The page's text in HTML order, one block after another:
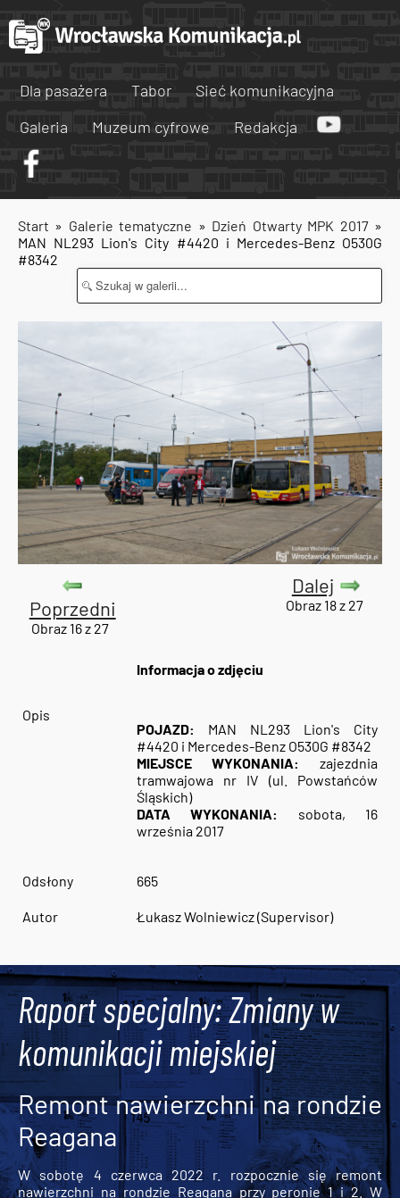
Dla pasażera Tabor
Sieć komunikacyjna
Galeria
Muzeum cyfrowe Redakcja
Start » Galerie tematyczne » Dzień Otwarty MPK 2017»
MAN NL293 Lion's City #4420 i Mercedes-Benz O530G
#8342
Poprzedni
Obraz 16 z 27
Dalej
Obraz 18 z 27
Informacja o zdjęciu
Opis
POJAZD: MAN NL293 Lion's City
#4420 i Mercedes-Benz O530G #8342
MIEJSCE WYKONANIA:
zajezdnia
tramwajowa nr IV (ul. Powstańców
Śląskich)
DATA WYKONANIA:
sobota, 16
września 2017
Odsłony 665
Autor Łukasz Wolniewicz (Supervisor)
Raport specjalny: Zmiany w
komunikacji miejskiej
Remont nawierzchni na rondzie
Reagana
W sobotę 4 czerwca 2022 r. rozpocznie się remont
nawierzchni na rondzie Reagana przy peronie 1 i 2. W